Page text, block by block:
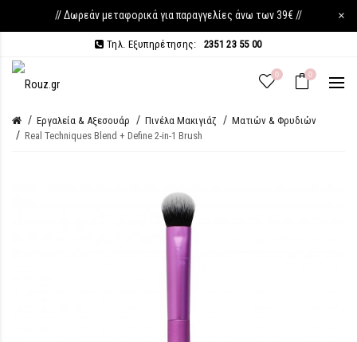
// Δωρεάν μεταφορικά για παραγγελίες άνω των 39€ // ×
Τηλ. Εξυπηρέτησης: 2351 23 55 00
0 0
Εργαλεία & Αξεσουάρ Πινέλα Μακιγιάζ
Ματιών & Φρυδιών
Real Techniques Blend + Define 2-in-1 Brush